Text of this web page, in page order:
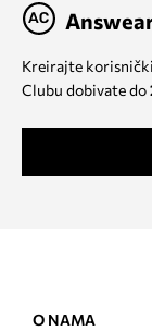
Kreirajte
Clubu dobivate do
O NAMA